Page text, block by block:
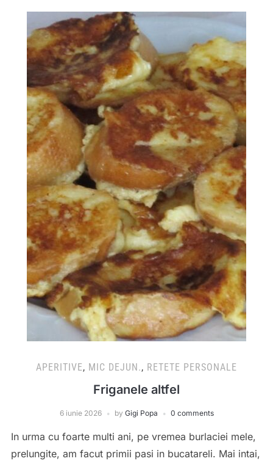
APERITIVE, MIC DEJUN., RETETE PERSONALE
Friganele altfel
6 iunie 2026 by Gigi Popa 0 comments
In urma cu foarte multi ani, pe vremea burlaciei mele,
prelungite, am facut primii pasi in bucatareli. Mai intai,